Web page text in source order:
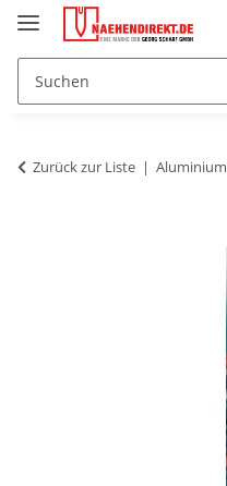
Zurück zur Liste Aluminium